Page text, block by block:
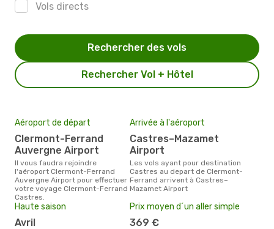
Vols directs
Rechercher Vol + Hôtel
Rechercher des vols
Aéroport de départ
Clermont-Ferrand
Auvergne Airport
Il vous faudra rejoindre
l'aéroport Clermont-Ferrand
Auvergne Airport pour effectuer
votre voyage Clermont-Ferrand
Castres.
Arrivée à l'aéroport
Castres–Mazamet
Airport
Les vols ayant pour destination
Castres au depart de Clermont-
Ferrand arrivent à Castres–
Mazamet Airport
Haute saison
avril
Prix moyen d´un aller simple
369 €